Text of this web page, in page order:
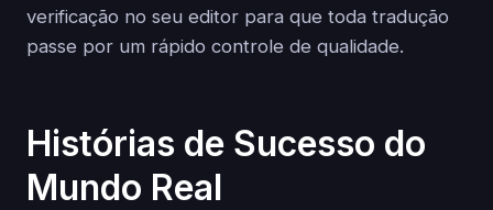
verificação no seu editor para que toda tradução
passe por um rápido controle de qualidade.
Histórias de Sucesso do
Mundo Real